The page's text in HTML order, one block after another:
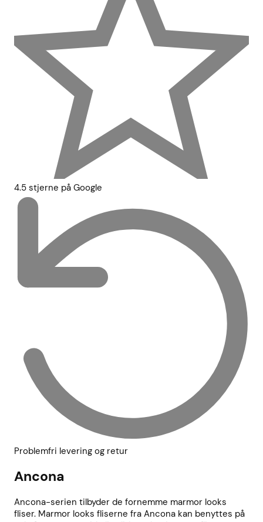
4.5 stjerne på Google
Problemfri levering og retur
Ancona
Ancona-serien tilbyder de fornemme marmor looks
fliser. Marmor looks fliserne fra Ancona kan benyttes på